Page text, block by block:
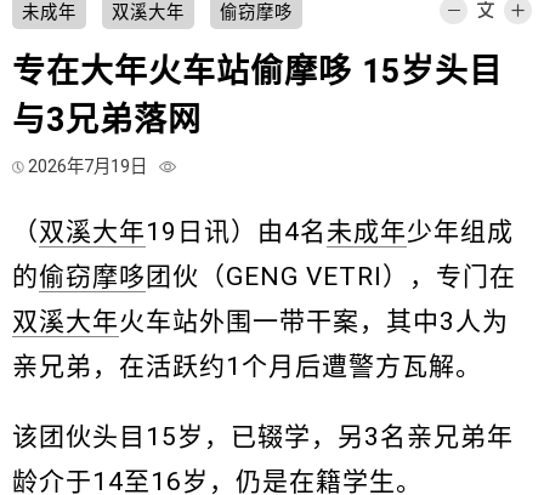
未成年 双溪大年 偷窃摩哆
专在大年火车站偷摩哆 15岁头目
与3兄弟落网
2026年7月19日
（双溪大年19日讯）由4名 未成年少年组成
的偷窃摩哆 团伙（GENG VETRI），专门在
双溪大年火车站外围一带干案，其中3人为
亲兄弟，在活跃约1个月后遭警方瓦解。
该团伙头目15岁，已辍学，另3名亲兄弟年
龄介于14至16岁，仍是在籍学生。